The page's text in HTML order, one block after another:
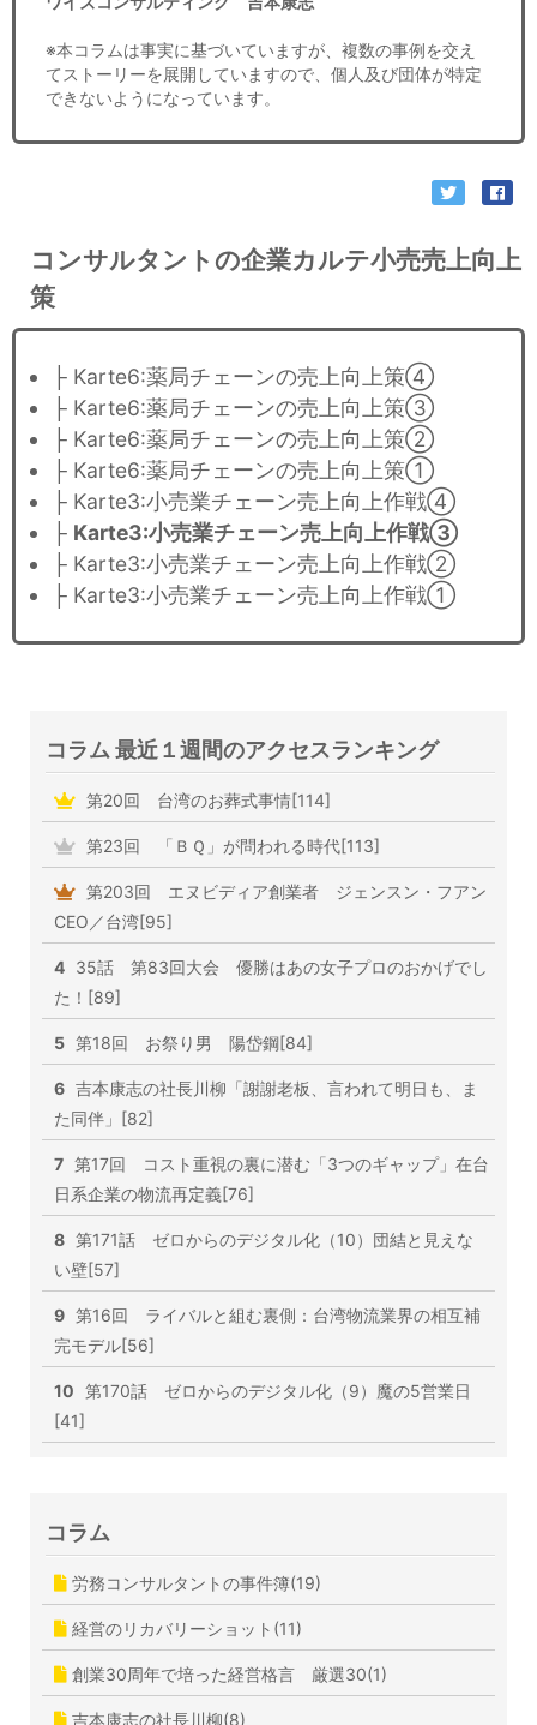
※本コラムは事実に基づいていますが、複数の事例を交え
てストーリーを展開していますので、個人及び団体が特定
できないようになっています。
コンサルタントの企業カルテ小売売上向上
策
├ Karte6:薬局チェーンの売上向上策④
├ Karte6:薬局チェーンの売上向上策③
├ Karte6:薬局チェーンの売上向上策②
├ Karte6:薬局チェーンの売上向上策①
├ Karte3:小売業チェーン売上向上作戦④
├ Karte3:小売業チェーン売上向上作戦③
├ Karte3:小売業チェーン売上向上作戦②
├ Karte3:小売業チェーン売上向上作戦①
コラム 最近１週間のアクセスランキング
第20回 台湾のお葬式事情[114]
第23回 「ＢＱ」が問われる時代[113]
第203回 エヌビディア創業者 ジェンスン・フアン
CEO／台湾[95]
4 35話 第83回大会 優勝はあの女子プロのおかげでし
た！[89]
5 第18回 お祭り男 陽岱鋼[84]
6 吉本康志の社長川柳「謝謝老板、言われて明日も、ま
た同伴」[82]
7 第17回 コスト重視の裏に潜む「3つのギャップ」在台
日系企業の物流再定義[76]
8 第171話 ゼロからのデジタル化（10）団結と見えな
い壁[57]
9 第16回 ライバルと組む裏側：台湾物流業界の相互補
完モデル[56]
10 第170話 ゼロからのデジタル化（9）魔の5営業日
[41]
コラム
労務コンサルタントの事件簿(19)
経営のリカバリーショット(11)
創業30周年で培った経営格言 厳選30(1)
吉本康志の社長川柳(8)